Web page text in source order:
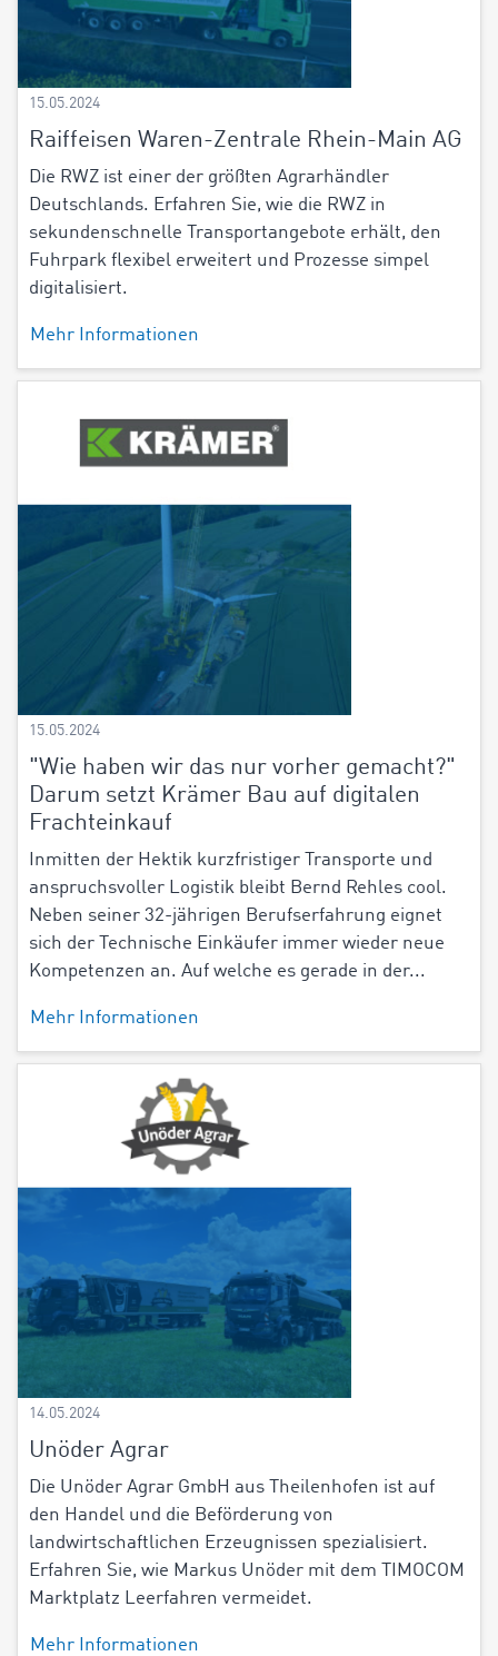
15.05.2024
Raiffeisen Waren-Zentrale Rhein-Main AG
Die RWZ ist einer der größten Agrarhändler
Deutschlands. Erfahren Sie, wie die RWZ in
sekundenschnelle Transportangebote erhält, den
Fuhrpark flexibel erweitert und Prozesse simpel
digitalisiert.
Mehr Informationen
15.05.2024
"Wie haben wir das nur vorher gemacht?"
Darum setzt Krämer Bau auf digitalen
Frachteinkauf
Inmitten der Hektik kurzfristiger Transporte und
anspruchsvoller Logistik bleibt Bernd Rehles cool.
Neben seiner 32-jährigen Berufserfahrung eignet
sich der Technische Einkäufer immer wieder neue
Kompetenzen an. Auf welche es gerade in der...
Mehr Informationen
14.05.2024
Unöder Agrar
Die Unöder Agrar GmbH aus Theilenhofen ist auf
den Handel und die Beförderung von
landwirtschaftlichen Erzeugnissen spezialisiert.
Erfahren Sie, wie Markus Unöder mit dem TIMOCOM
Marktplatz Leerfahren vermeidet.
Mehr Informationen